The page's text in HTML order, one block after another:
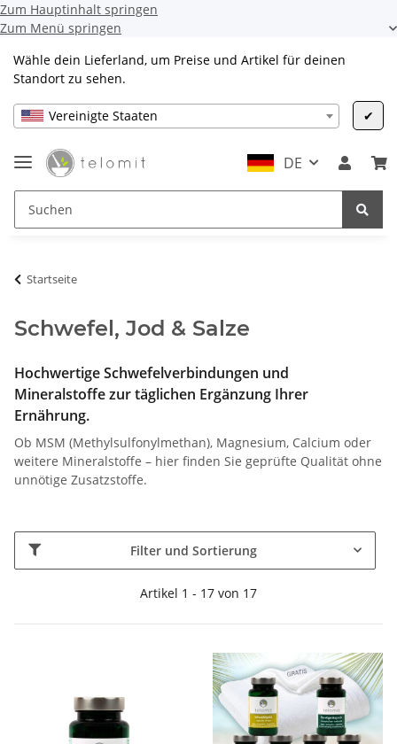
Zum Hauptinhalt springen
Zum Menü springen
Wähle dein Lieferland, um Preise und Artikel für deinen
Standort zu sehen.
Vereinigte Staaten ✔
DE
Startseite
Schwefel, Jod & Salze
Hochwertige Schwefelverbindungen und
Mineralstoffe zur täglichen Ergänzung Ihrer
Ernährung.
Ob MSM (Methylsulfonylmethan), Magnesium, Calcium oder
weitere Mineralstoffe – hier finden Sie geprüfte Qualität ohne
unnötige Zusatzstoffe.
Filter und Sortierung
Artikel 1 - 17 von 17